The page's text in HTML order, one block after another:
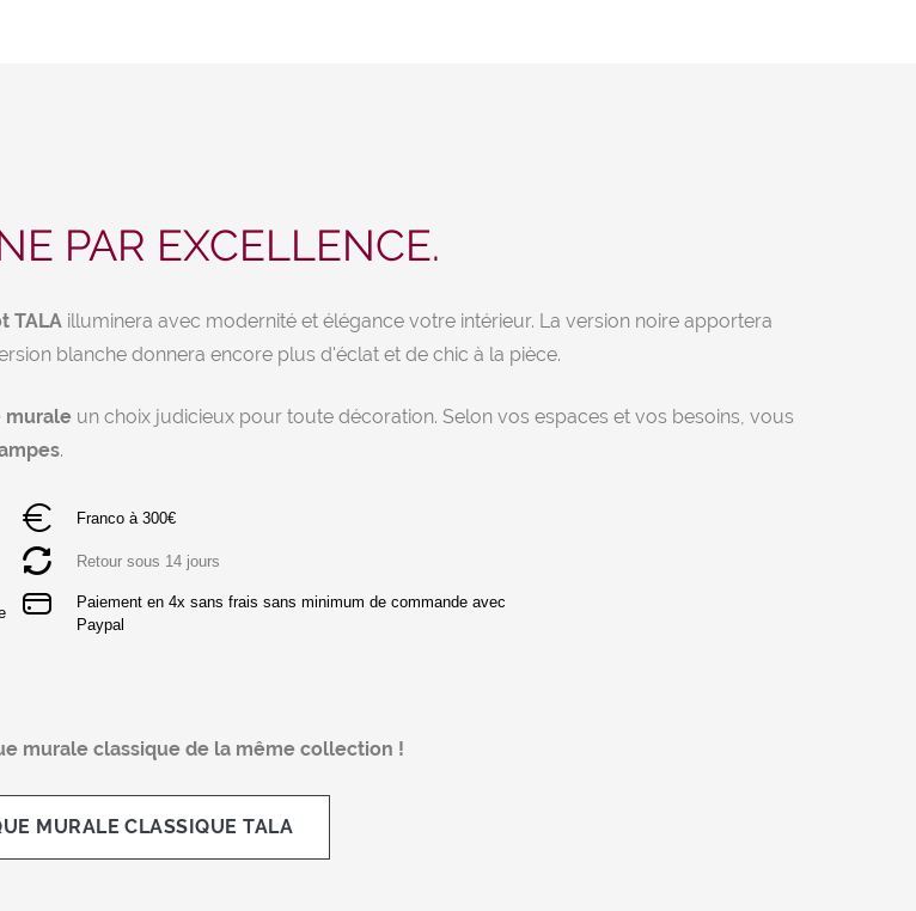
PAR EXCELLENCE.
TALA illuminera avec modernité et élégance votre intérieur. La version noire apportera
blanche donnera encore plus d'éclat et de chic à la pièce.
murale un choix judicieux pour toute décoration. Selon vos espaces et vos besoins, vous
.
Franco à 300€
Retour sous 14 jours
Paiement en 4x sans frais sans minimum de commande avec
Paypal
murale classique de la même collection !
MURALE CLASSIQUE TALA